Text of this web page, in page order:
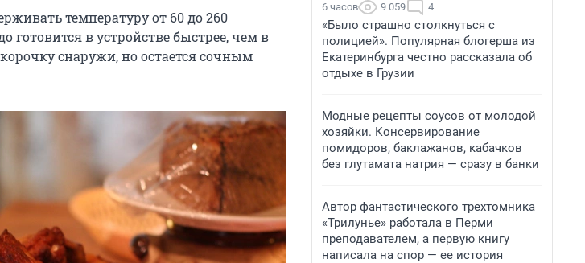
температуру от 60 до 260
готовится в устройстве быстрее, чем в
снаружи, но остается сочным
6 часов 9 059 4
«Было страшно столкнуться с
полицией». Популярная блогерша из
Екатеринбурга честно рассказала об
отдыхе в Грузии
Модные рецепты соусов от молодой
хозяйки. Консервирование
помидоров, баклажанов, кабачков
без глутамата натрия — сразу в банки
Автор фантастического трехтомника
«Трилунье» работала в Перми
преподавателем, а первую книгу
написала на спор — ее история